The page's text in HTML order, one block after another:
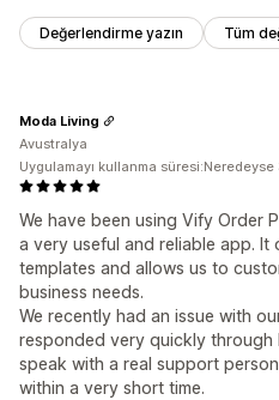
Değerlendirme yazın Tüm
We have been using Vify Order
a very useful and reliable app.
templates and allows us to
business needs.
We recently had an issue with
responded very quickly through
speak with a real support
within a very short time.
Moda Living
Avustralya
Uygulamayı kullanma süresi:Neredeyse